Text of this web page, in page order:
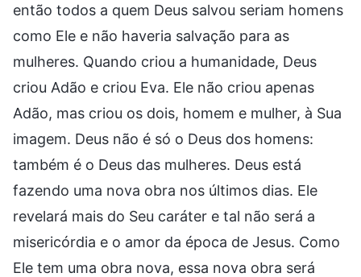
então todos a quem Deus salvou seriam homens
como Ele e não haveria salvação para as
mulheres. Quando criou a humanidade, Deus
criou Adão e criou Eva. Ele não criou apenas
Adão, mas criou os dois, homem e mulher, à Sua
imagem. Deus não é só o Deus dos homens:
também é o Deus das mulheres. Deus está
fazendo uma nova obra nos últimos dias. Ele
revelará mais do Seu caráter e tal não será a
misericórdia e o amor da época de Jesus. Como
Ele tem uma obra nova, essa nova obra será